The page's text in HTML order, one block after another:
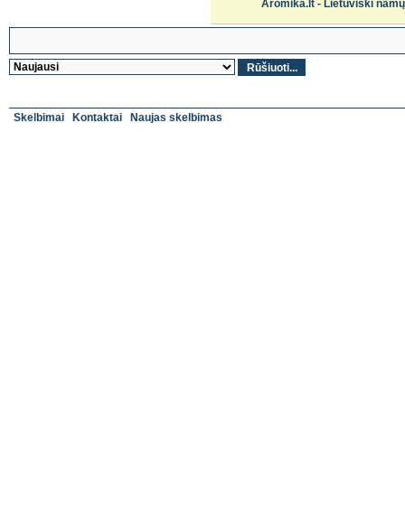
Aromika.lt - Lietuviški
Skelbimai Kontaktai Naujas skelbimas